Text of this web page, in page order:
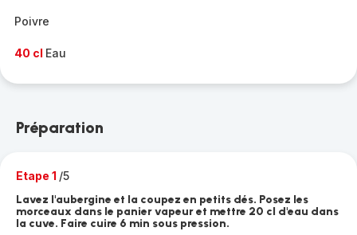
Poivre
40 cl Eau
Préparation
Etape 1 /5
Lavez l'aubergine et la coupez en petits dés. Posez les
morceaux dans le panier vapeur et mettre 20 cl d'eau dans
la cuve. Faire cuire 6 min sous pression.